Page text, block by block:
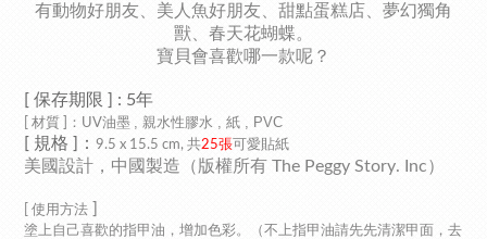
有動物好朋友、美人魚好朋友、甜點蛋糕店、夢幻獨角
獸、春天花蝴蝶。
寶貝會喜歡哪一款呢？
[ 保存期限 ] : 5年
[ 材質 ] ：UV油墨 , 親水性 膠水 , 紙 , PVC
規格 ] ： 9.5 x 15.5 cm, 共25張可愛貼紙
美國設計，中國製造（版權所有 The Peggy Story. Inc）
使用方法
塗上自己喜歡的指甲油，增加色彩。（不上指甲油請先先清潔甲面，去